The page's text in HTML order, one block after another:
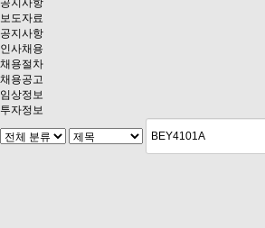
공지사항
보도자료
공지사항
인사채용
채용절차
채용공고
임상정보
투자정보